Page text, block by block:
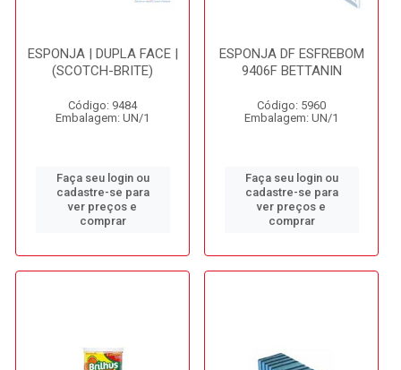
ESPONJA | DUPLA FACE |
(SCOTCH-BRITE)
Código: 9484
Embalagem: UN/1
Faça seu login ou
cadastre-se para
ver preços e
comprar
ESPONJA DF ESFREBOM
9406F BETTANIN
Código: 5960
Embalagem: UN/1
Faça seu login ou
cadastre-se para
ver preços e
comprar